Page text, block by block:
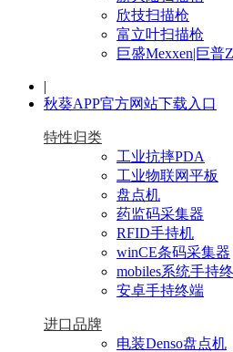
欣技扫描枪
富立叶扫描枪
巨盛Mexxen|巨普
|
秋葵APP官方网站下载入口
特性归类
工业抗摔PDA
工业物联网平板
盘点机
药监码采集器
RFID手持机
winCE条码采集器
mobiles系统手持
安卓手持终端
进口品牌
电装Denso盘点机